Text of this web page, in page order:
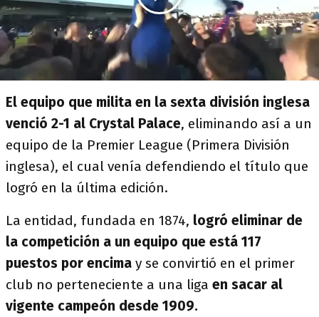
El equipo que milita en la sexta división inglesa
venció 2-1 al Crystal Palace, eliminando así a un
equipo de la Premier League (Primera División
inglesa), el cual venía defendiendo el título que
logró en la última edición.
La entidad, fundada en 1874, logró eliminar de
la competición a un equipo que está 117
puestos por encima y se convirtió en el primer
club no perteneciente a una liga en sacar al
vigente campeón desde 1909.